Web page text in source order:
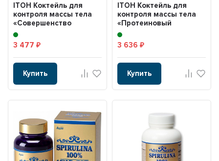
ITOH Коктейль для
контроля массы тела
«Совершенство
красоты и фигуры»
(Style ...
3 477₽
Купить
ITOH Коктейль для
контроля массы тела
«Протеиновый
коктейль со вкусом
шокола...
3 636 ₽
Купить